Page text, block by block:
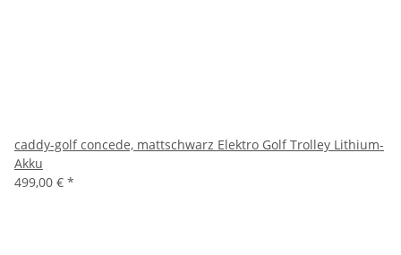
caddy-golf concede, mattschwarz Elektro Golf Trolley Lithium-
Akku
499,00 € *